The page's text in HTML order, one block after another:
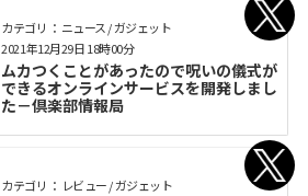
カテゴリ： ニュース / ガジェット
ムカつくことがあったので呪いの儀式が
できるオンラインサービスを開発しまし
た－倶楽部情報局
2021年12月29日 18時00分
カテゴリ： レビュー / ガジェット